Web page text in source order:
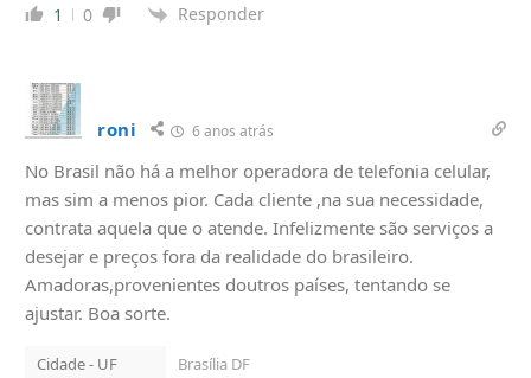
1 0 Responder
roni 6 anos atrás
No Brasil não há a melhor operadora de telefonia celular,
mas sim a menos pior. Cada cliente ,na sua necessidade,
contrata aquela que o atende. Infelizmente são serviços a
desejar e preços fora da realidade do brasileiro.
Amadoras,provenientes doutros países, tentando se
ajustar. Boa sorte.
Cidade - UF Brasília DF